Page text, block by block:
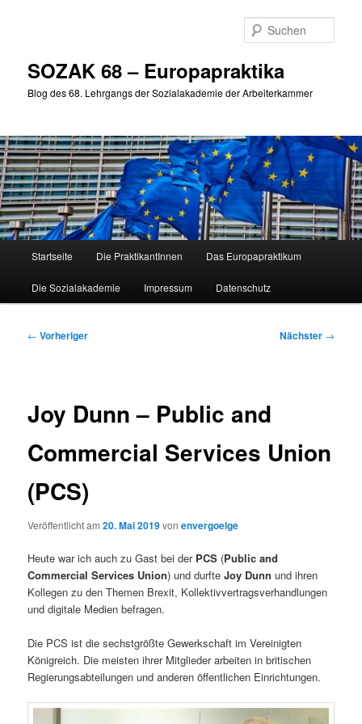
SOZAK 68 – Europapraktika
Blog des 68. Lehrgangs der Sozialakademie der Arbeiterkammer
Startseite Die PraktikantInnen Das Europapraktikum
Die Sozialakademie Impressum Datenschutz
Beitragsnavigation
← Vorheriger Nächster →
Joy Dunn – Public and
Commercial Services Union
(PCS)
Veröffentlicht am20. Mai 2019vonenvergoelge
Heute war ich auch zu Gast bei der PCS (Public and
Commercial Services Union) und durfteJoy Dunn und ihren
Kollegen zu den Themen Brexit, Kollektivvertragsverhandlungen
und digitale Medien befragen.
Die PCS ist die sechstgrößte Gewerkschaft im Vereinigten
Königreich. Die meisten ihrer Mitglieder arbeiten in britischen
Regierungsabteilungen und anderen öffentlichen Einrichtungen.